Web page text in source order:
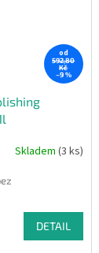
od
592,80
Kč
–9 %
Skladem (3 ks)
DETAIL